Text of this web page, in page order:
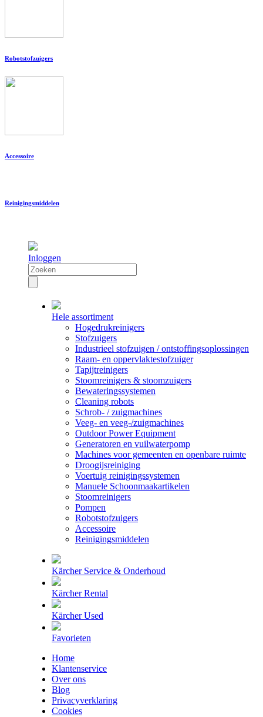
Robotstofzuigers
Accessoire
Reinigingsmiddelen
Inloggen
Hele assortiment
Hogedrukreinigers
Stofzuigers
Industrieel stofzuigen / ontstoffingsoplossingen
Raam- en oppervlaktestofzuiger
Tapijtreinigers
Stoomreinigers & stoomzuigers
Bewateringssystemen
Cleaning robots
Schrob- / zuigmachines
Veeg- en veeg-/zuigmachines
Outdoor Power Equipment
Generatoren en vuilwaterpomp
Machines voor gemeenten en openbare ruimte
Droogijsreiniging
Voertuig reinigingssystemen
Manuele Schoonmaakartikelen
Stoomreinigers
Pompen
Robotstofzuigers
Accessoire
Reinigingsmiddelen
Kärcher Service & Onderhoud
Kärcher Rental
Kärcher Used
Favorieten
Home
Klantenservice
Over ons
Blog
Privacyverklaring
Cookies